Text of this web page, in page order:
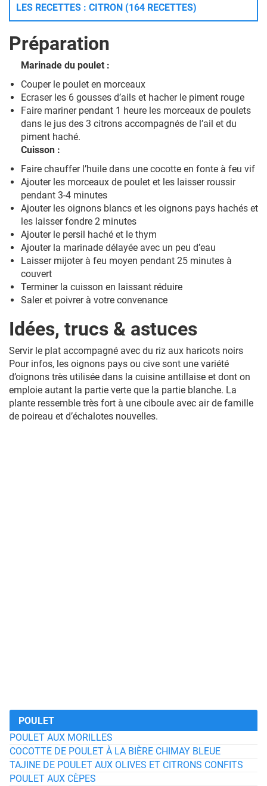
LES RECETTES : CITRON (164 RECETTES)
Préparation
Marinade du poulet :
Couper le poulet en morceaux
Ecraser les 6 gousses d’ails et hacher le piment rouge
Faire mariner pendant 1 heure les morceaux de poulets
dans le jus des 3 citrons accompagnés de l’ail et du
piment haché.
Cuisson :
Faire chauffer l’huile dans une cocotte en fonte à feu vif
Ajouter les morceaux de poulet et les laisser roussir
pendant 3-4 minutes
Ajouter les oignons blancs et les oignons pays hachés et
les laisser fondre 2 minutes
Ajouter le persil haché et le thym
Ajouter la marinade délayée avec un peu d’eau
Laisser mijoter à feu moyen pendant 25 minutes à
couvert
Terminer la cuisson en laissant réduire
Saler et poivrer à votre convenance
Idées, trucs & astuces
Servir le plat accompagné avec du riz aux haricots noirs
Pour infos, les oignons pays ou cive sont une variété
d’oignons très utilisée dans la cuisine antillaise et dont on
emploie autant la partie verte que la partie blanche. La
plante ressemble très fort à une ciboule avec air de famille
de poireau et d’échalotes nouvelles.
POULET
POULET AUX MORILLES
COCOTTE DE POULET À LA BIÈRE CHIMAY BLEUE
TAJINE DE POULET AUX OLIVES ET CITRONS CONFITS
POULET AUX CÈPES